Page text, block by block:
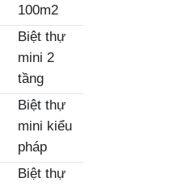
100m2
Biệt thự
mini 2
tầng
Biệt thự
mini kiểu
pháp
Biệt thự